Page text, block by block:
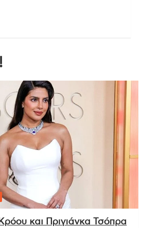
και Πριγιάνκα Τσόπρα